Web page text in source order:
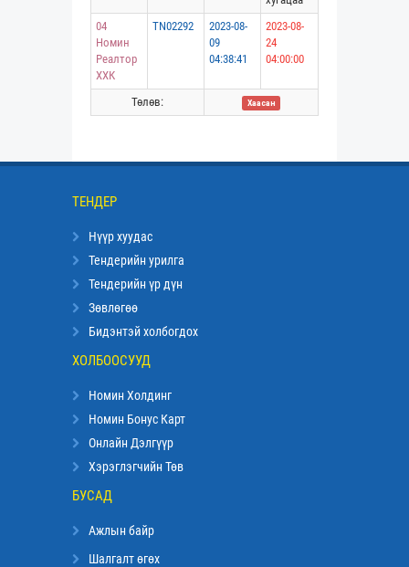
04
Номин
Реалтор
ХХК
TN02292
2023-08-
09
04:38:41
2023-08-
24
04:00:00
Төлөв: Хаасан
ТЕНДЕР
Нүүр хуудас
Тендерийн урилга
Тендерийн үр дүн
Зөвлөгөө
Бидэнтэй холбогдох
ХОЛБООСУУД
Номин Холдинг
Номин Бонус Карт
Онлайн Дэлгүүр
Хэрэглэгчийн Төв
БУСАД
Ажлын байр
Шалгалт өгөх